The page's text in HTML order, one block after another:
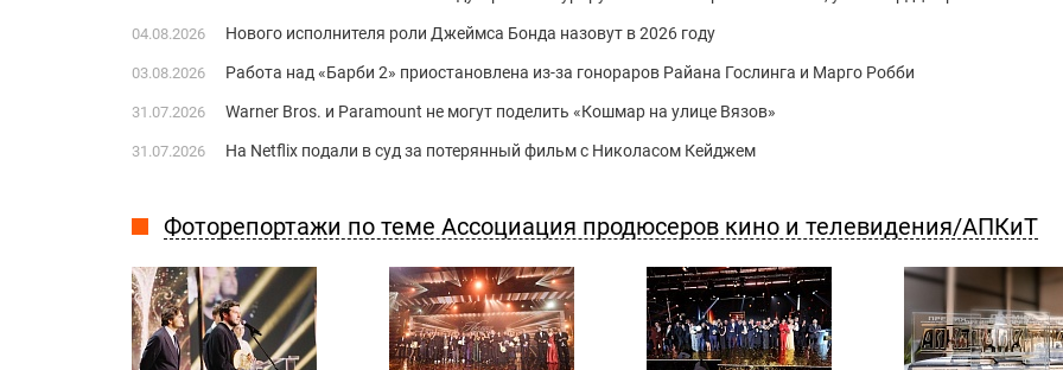
04.08.2026 Нового исполнителя роли Джеймса Бонда назовут в 2026 году
03.08.2026 Работа над «Барби 2» приостановлена из-за гонораров Райана Гослинга и Марго Робби
31.07.2026 Warner Bros. и Paramount не могут поделить «Кошмар на улице Вязов»
31.07.2026 На Netflix подали в суд за потерянный фильм с Николасом Кейджем
Фоторепортажи по теме Ассоциация продюсеров кино и телевидения/АПКиТ